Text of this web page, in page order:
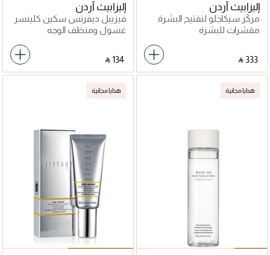
إليزابيث آردن
مركّز سيكاجلو لتفتيح البشرة
مقشرات للبشرة
‎ ⃁ ⁦333⁩ ‎
إليزابيث آردن
فيزيبل ديفرنس سكين كلينسر
غسول ومنظف الوجه
‎ ⃁ ⁦134⁩ ‎
هدايا مجانية هدايا مجانية